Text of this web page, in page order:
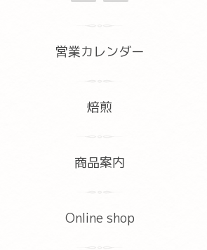
営業カレンダー
焙煎
商品案内
Online shop